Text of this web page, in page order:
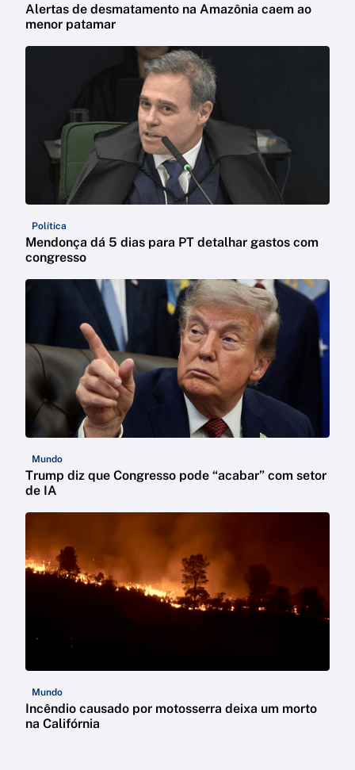
Alertas de desmatamento na Amazônia caem ao
menor patamar
Política
Mendonça dá 5 dias para PT detalhar gastos com
congresso
Mundo
Trump diz que Congresso pode “acabar” com setor
de IA
Mundo
Incêndio causado por motosserra deixa um morto
na Califórnia